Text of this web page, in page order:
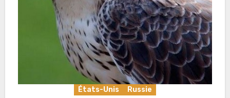
États-Unis Russie